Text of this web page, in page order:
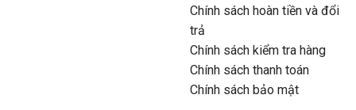
Chính sách hoàn tiền và đổi
trả
Chính sách kiểm tra hàng
Chính sách thanh toán
Chính sách bảo mật